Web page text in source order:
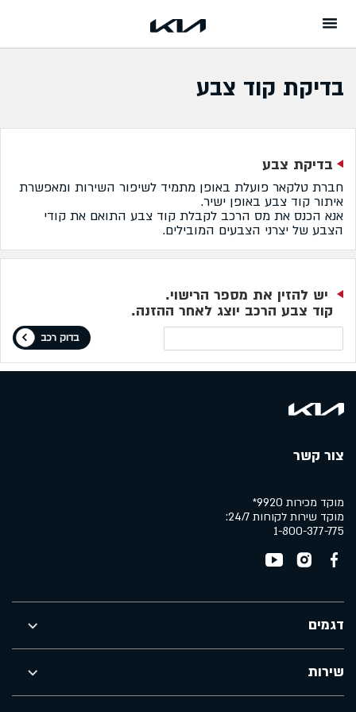
בדיקת קוד צבע
בדיקת צבע
חברת טלקאר פועלת באופן מתמיד לשיפור השירות ומאפשרת
איתור קוד צבע באופן ישיר.
אנא הכנס את מס הרכב לקבלת קוד צבע התואם את קודי
הצבע של יצרני הצבעים המובילים.
יש להזין את מספר הרישוי.
קוד צבע הרכב יוצג לאחר ההזנה.
צור קשר
מוקד מכירות 9920*
מוקד שירות לקוחות 24/7:
1-800-377-775
דגמים
שירות